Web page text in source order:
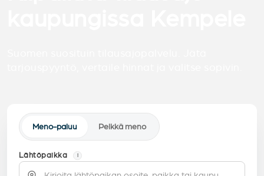
Meno-paluu Pelkkä meno
Lähtöpaikka i